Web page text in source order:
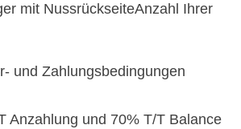
mit NussrückseiteAnzahl Ihrer
und Zahlungsbedingungen
Anzahlung und 70% T/T Balance